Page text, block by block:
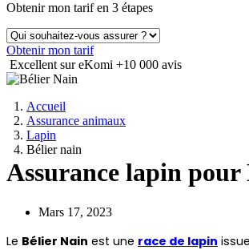
Obtenir mon tarif en 3 étapes
Obtenir mon tarif
Excellent sur eKomi +10 000 avis
Accueil
Assurance animaux
Lapin
Bélier nain
Assurance lapin
Mars 17, 2023
Le Bélier Nain est une race de lapin